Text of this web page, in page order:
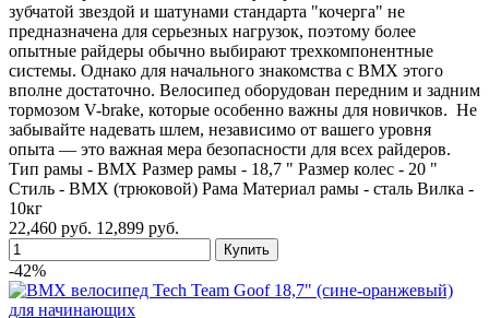
зубчатой звездой и шатунами стандарта "кочерга" не
предназначена для серьезных нагрузок, поэтому более
опытные райдеры обычно выбирают трехкомпонентные
системы. Однако для начального знакомства с BMX этого
вполне достаточно. Велосипед оборудован передним и задним
тормозом V-brake, которые особенно важны для новичков. Не
забывайте надевать шлем, независимо от вашего уровня
опыта — это важная мера безопасности для всех райдеров.
Тип рамы - BMX Размер рамы - 18,7 " Размер колес - 20 "
Стиль - BMX (трюковой) Рама Материал рамы - сталь Вилка -
10кг
22,460 руб. 12,899 руб.
-42%